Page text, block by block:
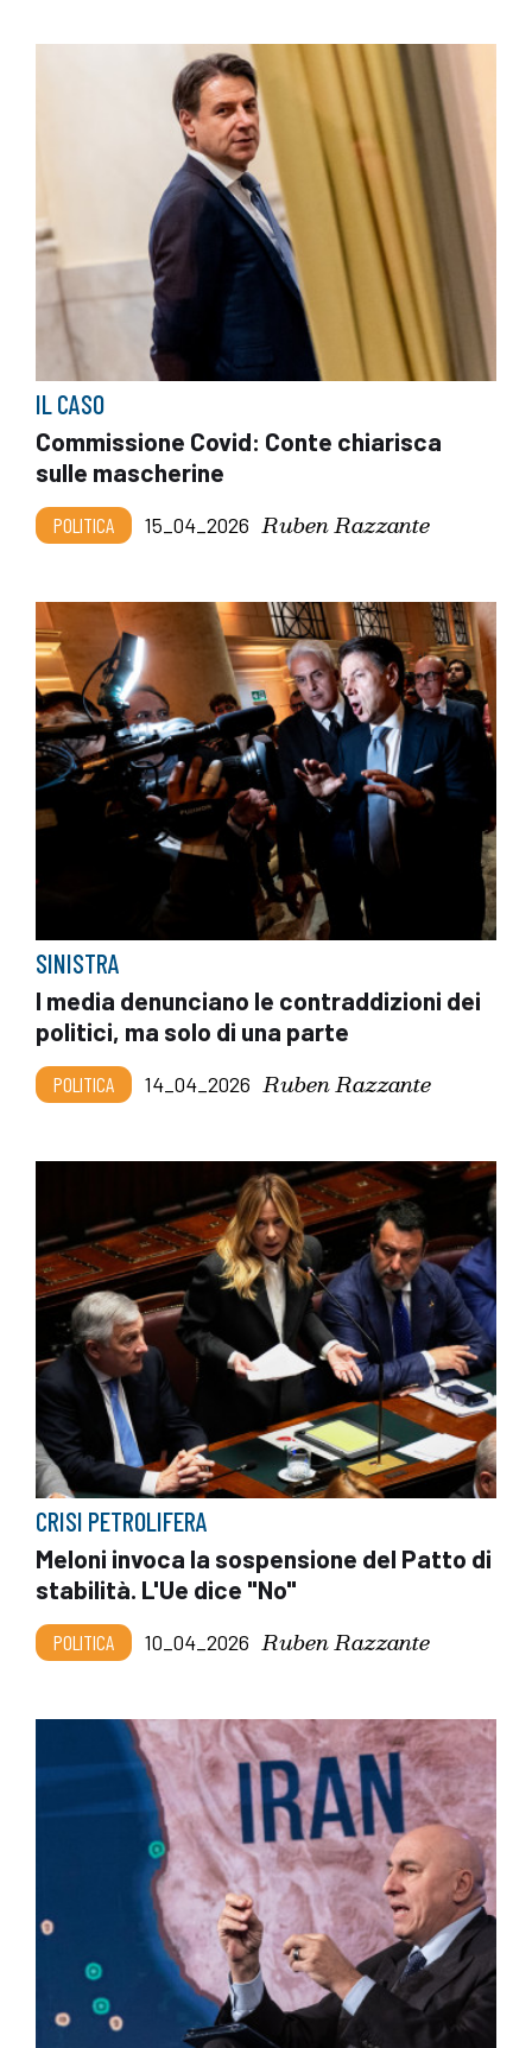
IL CASO
Commissione Covid: Conte chiarisca
sulle mascherine
POLITICA 15_04_2026 Ruben Razzante
SINISTRA
I media denunciano le contraddizioni dei
politici, ma solo di una parte
POLITICA 14_04_2026 Ruben Razzante
CRISI PETROLIFERA
Meloni invoca la sospensione del Patto di
stabilità. L'Ue dice "No"
POLITICA 10_04_2026 Ruben Razzante